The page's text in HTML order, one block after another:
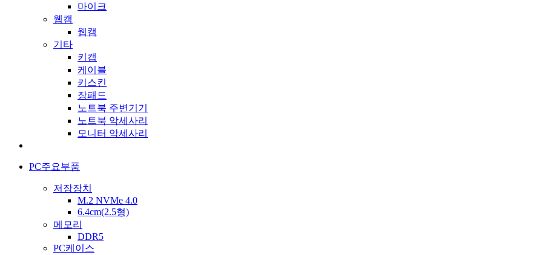
마이크
웹캠
웹캠
기타
키캡
케이블
키스킨
장패드
노트북 주변기기
노트북 악세사리
모니터 악세사리
PC주요부품
저장장치
M.2 NVMe 4.0
6.4cm(2.5형)
메모리
DDR5
PC케이스